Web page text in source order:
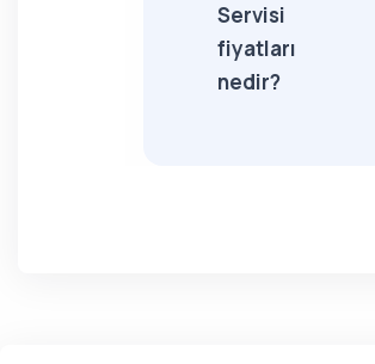
Servisi
fiyatları
nedir?